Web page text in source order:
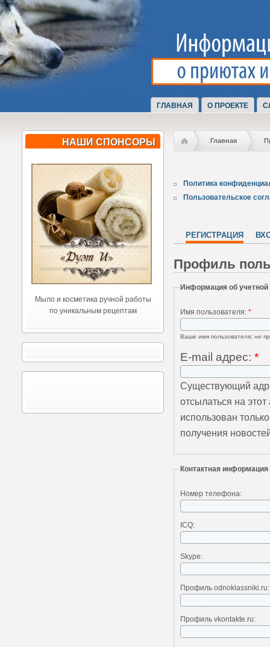
ГЛАВНАЯ О ПРОЕКТЕ
НАШИ СПОНСОРЫ
Мыло и косметика ручной работы
по уникальным рецептам
Главная
Политика
Пользовательское
РЕГИСТРАЦИЯ
Профиль
Информация об учетной
Имя пользователя: *
Ваше имя пользователя; не
E-mail адрес: *
Существующий
отсылаться на
использован
получения
Контактная информация
Номер телефона:
ICQ:
Skype:
Профиль odnoklassniki.ru:
Профиль vkontakte.ru: